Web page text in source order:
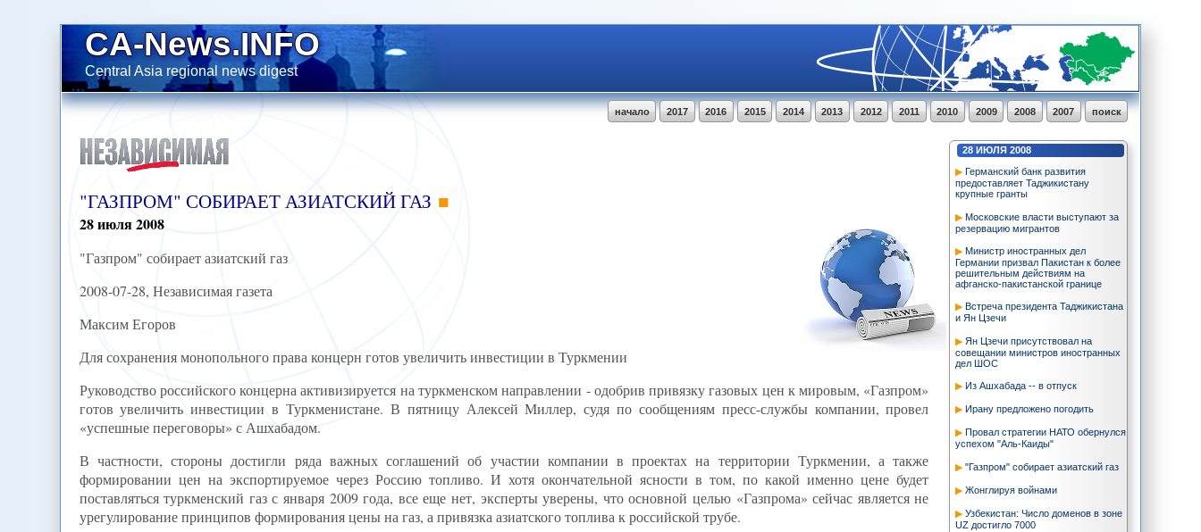
CA-News.INFO
Central Asia regional news digest
поиск
2007
2008
2009
2010
2011
2012
2013
2014
2015
2016
2017
начало
28 ИЮЛЯ 2008
Германский банк развития
предоставляет Таджикистану
крупные гранты
Московские власти выступают за
резервацию мигрантов
Министр иностранных дел
Германии призвал Пакистан к более
решительным действиям на
афганско-пакистанской границе
Встреча президента Таджикистана
и Ян Цзечи
Ян Цзечи присутствовал на
совещании министров иностранных
дел ШОС
Из Ашхабада -- в отпуск
Ирану предложено погодить
Провал стратегии НАТО обернулся
успехом "Аль-Каиды"
"Газпром" собирает азиатский газ
Жонглируя войнами
Узбекистан: Число доменов в зоне
UZ достигло 7000
"ГАЗПРОМ" СОБИРАЕТ АЗИАТСКИЙ ГАЗ
28июля2008
"Газпром" собирает азиатский газ
2008-07-28, Независимая газета
Максим Егоров
Для сохранения монопольного права концерн готов увеличить инвестиции в Туркмении
Руководство российского концерна активизируется на туркменском направлении - одобрив привязку газовых цен к мировым, «Газпром»
готов увеличить инвестиции в Туркменистане. В пятницу Алексей Миллер, судя по сообщениям пресс-службы компании, провел
«успешные переговоры» с Ашхабадом.
В частности, стороны достигли ряда важных соглашений об участии компании в проектах на территории Туркмении, а также
формировании цен на экспортируемое через Россию топливо. И хотя окончательной ясности в том, по какой именно цене будет
поставляться туркменский газ с января 2009 года, все еще нет, эксперты уверены, что основной целью «Газпрома» сейчас является не
урегулирование принципов формирования цены на газ, а привязка азиатского топлива к российской трубе.